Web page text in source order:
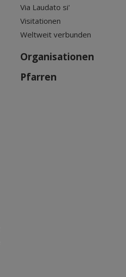
Via Laudato si'
Visitationen
Weltweit verbunden
Organisationen
Pfarren